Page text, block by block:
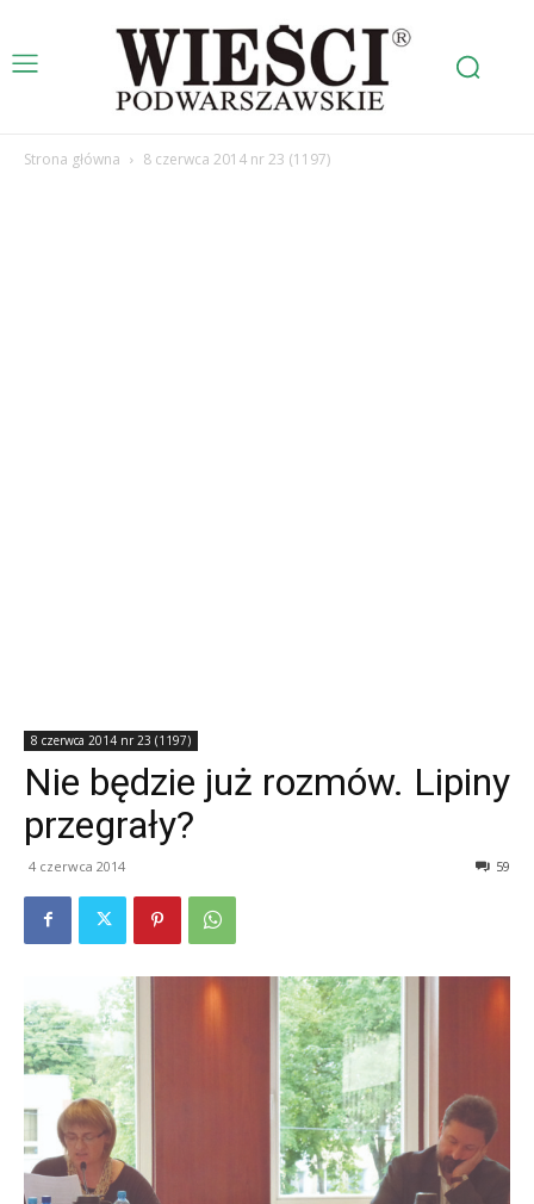
Strona główna 8 czerwca 2014 nr 23 (1197)
8 czerwca 2014 nr 23 (1197)
Nie będzie już rozmów. Lipiny
przegrały?
4 czerwca 2014 59